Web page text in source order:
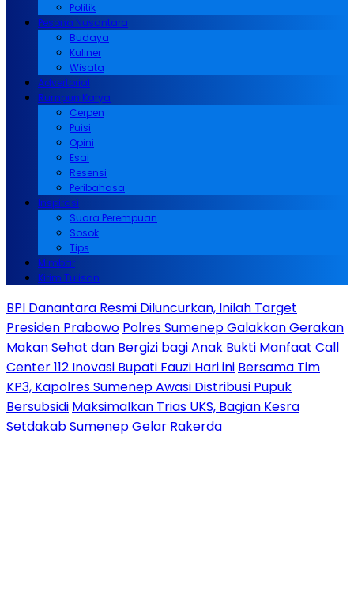
Politik
Pesona Nusantara
Budaya
Kuliner
Wisata
Advertorial
Rumpun Karya
Cerpen
Puisi
Opini
Esai
Resensi
Peribahasa
Inspirasi
Suara Perempuan
Sosok
Tips
Mimbar
Kirim Tulisan
BPI Danantara Resmi Diluncurkan, Inilah Target
Presiden Prabowo Polres Sumenep Galakkan Gerakan
Makan Sehat dan Bergizi bagi Anak Bukti Manfaat Call
Center 112 Inovasi Bupati Fauzi Hari ini Bersama Tim
KP3, Kapolres Sumenep Awasi Distribusi Pupuk
Bersubsidi Maksimalkan Trias UKS, Bagian Kesra
Setdakab Sumenep Gelar Rakerda